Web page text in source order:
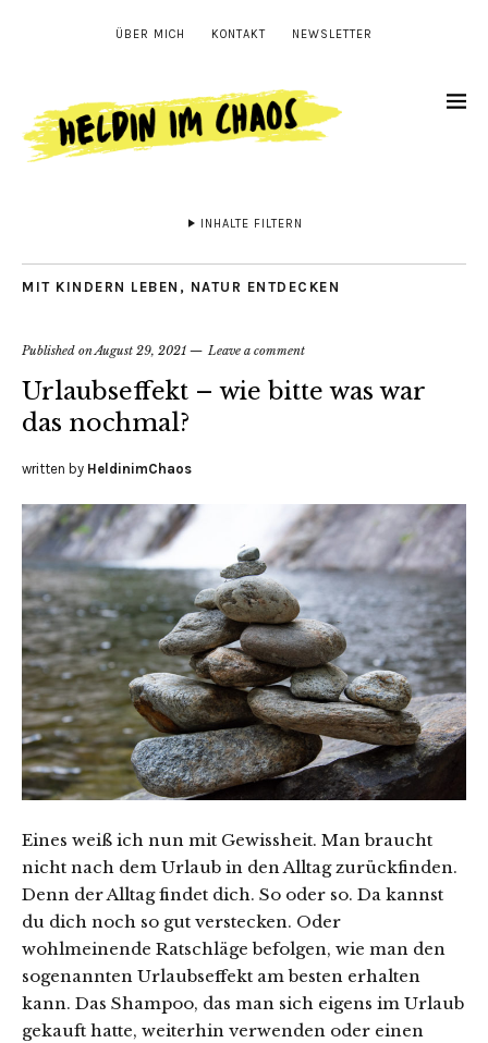
ÜBER MICH KONTAKT NEWSLETTER
INHALTE FILTERN
MIT KINDERN LEBEN , NATUR ENTDECKEN
Published onAugust 29, 2021 Leave a comment
Urlaubseffekt – wie bitte was war
das nochmal?
written by HeldinimChaos
Eines weiß ich nun mit Gewissheit. Man braucht
nicht nach dem Urlaub in den Alltag zurückfinden.
Denn der Alltag findet dich. So oder so. Da kannst
du dich noch so gut verstecken. Oder
wohlmeinende Ratschläge befolgen, wie man den
sogenannten Urlaubseffekt am besten erhalten
kann. Das Shampoo, das man sich eigens im Urlaub
gekauft hatte, weiterhin verwenden oder einen